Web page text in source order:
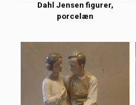
Dahl Jensen figurer,
porcelæn